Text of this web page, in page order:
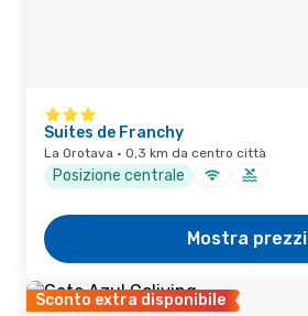
Suites de Franchy
La Orotava · 0,3 km da centro città
Posizione centrale
Mostra prezzi
Sconto extra disponibile